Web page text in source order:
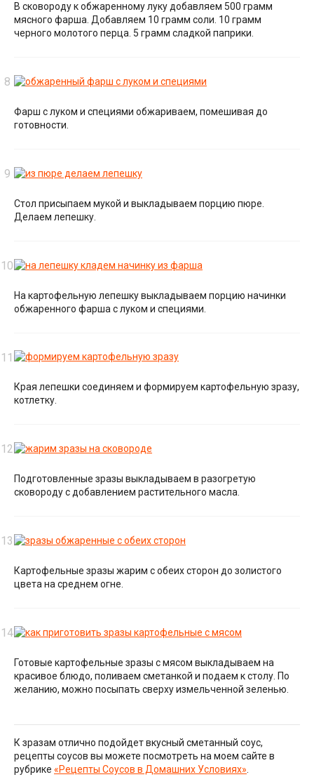
В сковороду к обжаренному луку добавляем 500 грамм
мясного фарша. Добавляем 10 грамм соли. 10 грамм
черного молотого перца. 5 грамм сладкой паприки.
Фарш с луком и специями обжариваем, помешивая до
готовности.
Стол присыпаем мукой и выкладываем порцию пюре.
Делаем лепешку.
На картофельную лепешку выкладываем порцию начинки
обжаренного фарша с луком и специями.
Края лепешки соединяем и формируем картофельную зразу,
котлетку.
Подготовленные зразы выкладываем в разогретую
сковороду с добавлением растительного масла.
Картофельные зразы жарим с обеих сторон до золистого
цвета на среднем огне.
Готовые картофельные зразы с мясом выкладываем на
красивое блюдо, поливаем сметанкой и подаем к столу. По
желанию, можно посыпать сверху измельченной зеленью.
К зразам отлично подойдет вкусный сметанный соус,
рецепты соусов вы можете посмотреть на моем сайте в
рубрике «Рецепты Соусов в Домашних Условиях»